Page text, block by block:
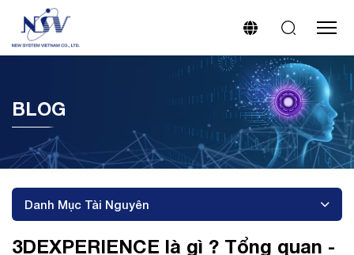
BLOG
Danh Mục Tài Nguyên
3DEXPERIENCE là gì ? Tổng quan -